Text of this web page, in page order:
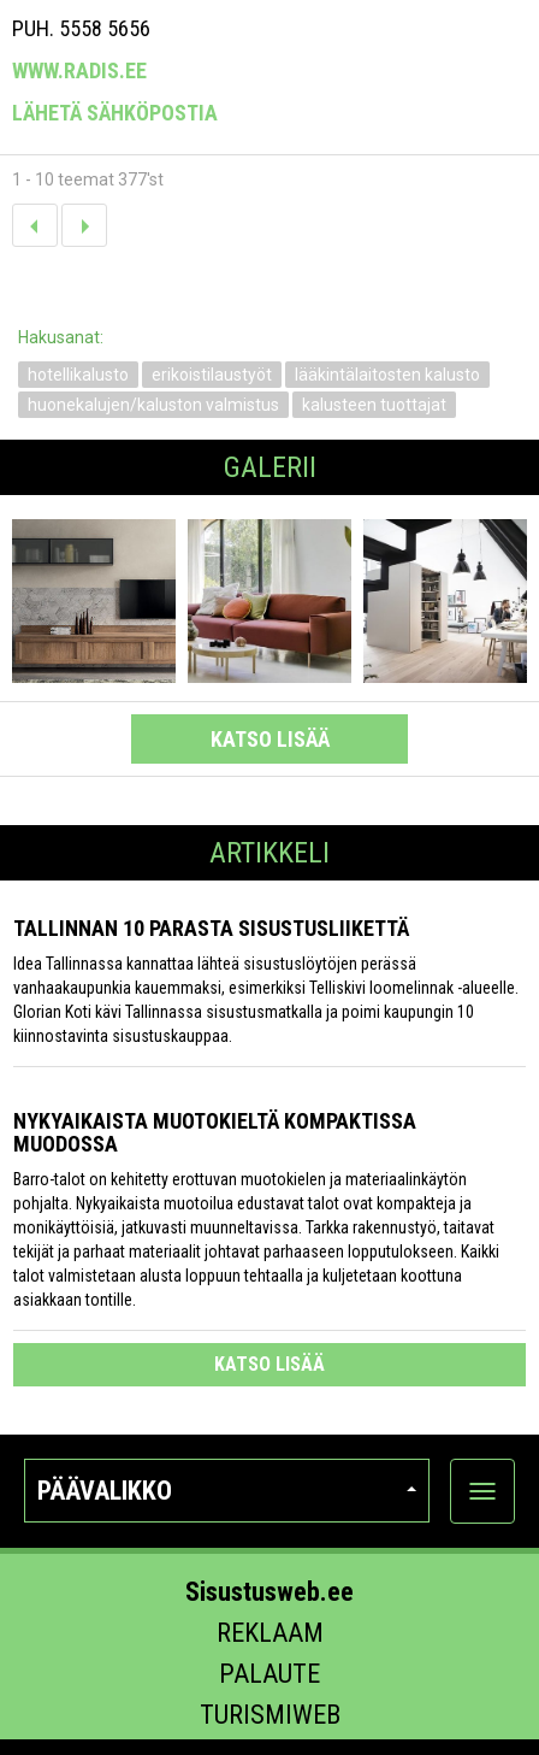
PUH. 5558 5656
WWW.RADIS.EE
LÄHETÄ SÄHKÖPOSTIA
1 - 10 teemat 377'st
Hakusanat:
hotellikalusto
erikoistilaustyöt
lääkintälaitosten kalusto
huonekalujen/kaluston valmistus
kalusteen tuottajat
GALERII
KATSO LISÄÄ
ARTIKKELI
TALLINNAN 10 PARASTA SISUSTUSLIIKETTÄ
Idea Tallinnassa kannattaa lähteä sisustuslöytöjen perässä
vanhaakaupunkia kauemmaksi, esimerkiksi Telliskivi loomelinnak -alueelle.
Glorian Koti kävi Tallinnassa sisustusmatkalla ja poimi kaupungin 10
kiinnostavinta sisustuskauppaa.
NYKYAIKAISTA MUOTOKIELTÄ KOMPAKTISSA
MUODOSSA
Barro-talot on kehitetty erottuvan muotokielen ja materiaalinkäytön
pohjalta. Nykyaikaista muotoilua edustavat talot ovat kompakteja ja
monikäyttöisiä, jatkuvasti muunneltavissa. Tarkka rakennustyö, taitavat
tekijät ja parhaat materiaalit johtavat parhaaseen lopputulokseen. Kaikki
talot valmistetaan alusta loppuun tehtaalla ja kuljetetaan koottuna
asiakkaan tontille.
KATSO LISÄÄ
PÄÄVALIKKO
Näytä
Sisustusweb.ee
REKLAAM
PALAUTE
TURISMIWEB